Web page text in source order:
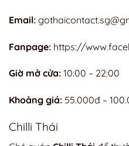
Email:
Fanpage: https://
Giờ mở cửa: 10:00 – 22:00
Khoảng giá: 55.000đ –
Chilli Thái